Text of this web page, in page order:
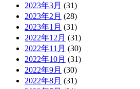
2023年3月 (31)
2023年2月 (28)
2023年1月 (31)
2022年12月 (31)
2022年11月 (30)
2022年10月 (31)
2022年9月 (30)
2022年8月 (31)